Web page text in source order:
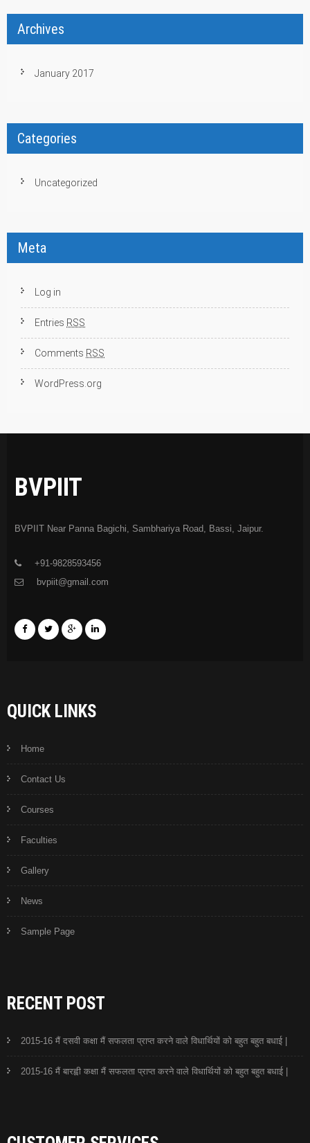
Archives
January 2017
Categories
Uncategorized
Meta
Log in
Entries RSS
Comments RSS
WordPress.org
BVPIIT
BVPIIT Near Panna Bagichi, Sambhariya Road, Bassi, Jaipur.
+91-9828593456
bvpiit@gmail.com
QUICK LINKS
Home
Contact Us
Courses
Faculties
Gallery
News
Sample Page
RECENT POST
2015-16 मैं दसवी कक्षा मैं सफलता प्राप्त करने वाले विधार्थियों को बहुत बहुत बधाई |
2015-16 मैं बारह्वी कक्षा मैं सफलता प्राप्त करने वाले विधार्थियों को बहुत बहुत बधाई |